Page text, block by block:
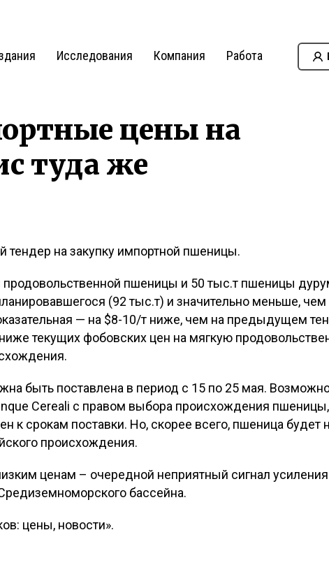
Исследования Компания Работа
цены на
туда же
тендер на закупку импортной пшеницы.
пшеницы и 50 тыс.т пшеницы
(92 тыс.т) и значительно меньше, чем
— на $8-10/т ниже, чем на предыдущем
текущих фобовских цен на мягкую
быть поставлена в период с 15 по 25 мая.
Cereali с правом выбора происхождения пшеницы,
к срокам поставки. Но, скорее всего, пшеница будет
происхождения.
ценам – очередной неприятный сигнал усиления
бассейна.
цены, новости».